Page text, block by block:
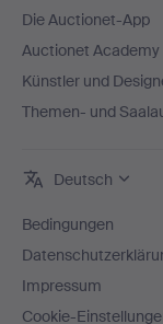
Die Auctionet-App
Auctionet Academy
Künstler und
Themen- und
Deutsch
Bedingungen
Impressum
Cookie-